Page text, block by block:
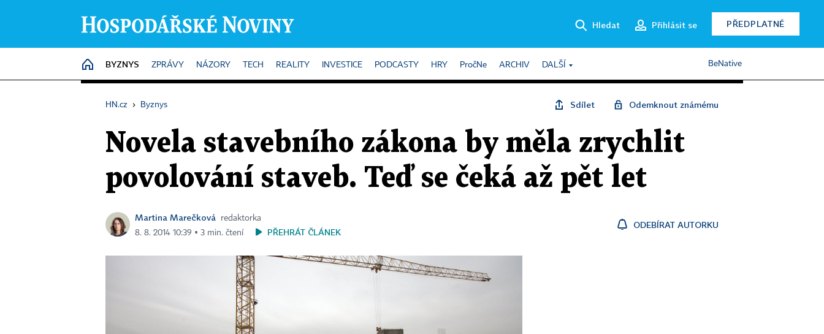
Hledat Přihlásit se PŘEDPLATNÉ
HOME
BYZNYS ZPRÁVY NÁZORY TECH REALITY INVESTICE PODCASTY HRY PročNe ARCHIV DALŠÍ BeNative
HN.cz › Byznys Sdílet Odemknout známému
Novela stavebního zákona by měla zrychlit
povolování staveb. Teď se čeká až pět let
Martina Marečková
redaktorka
8. 8. 2014 10:39 ▪ 3 min. čtení
PŘEHRÁT ČLÁNEK
ODEBÍRAT AUTORKU